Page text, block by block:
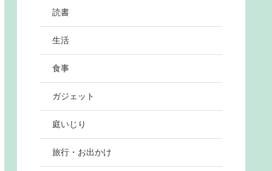
読書
生活
食事
ガジェット
庭いじり
旅行・お出かけ